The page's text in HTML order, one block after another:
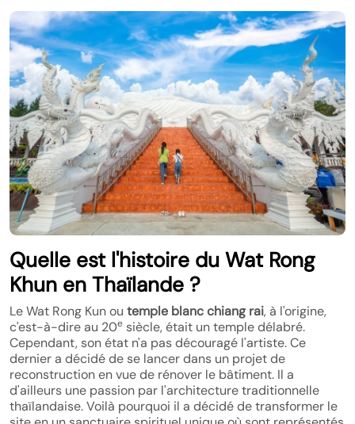
Quelle est l'histoire du Wat Rong
Khun en Thaïlande ?
Le Wat Rong Kun ou temple blanc chiang rai, à l'origine,
c'est-à-dire au 20e siècle, était un temple délabré.
Cependant, son état n'a pas découragé l'artiste. Ce
dernier a décidé de se lancer dans un projet de
reconstruction en vue de rénover le bâtiment. Il a
d'ailleurs une passion par l'architecture traditionnelle
thaïlandaise. Voilà pourquoi il a décidé de transformer le